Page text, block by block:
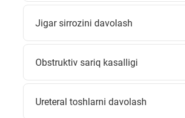
Jigar sirrozini davolash
Obstruktiv sariq kasalligi
Ureteral toshlarni davolash